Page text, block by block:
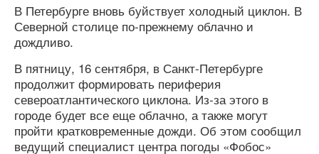
В Петербурге вновь буйствует холодный циклон. В
Северной столице по-прежнему облачно и
дождливо.
В пятницу, 16 сентября, в Санкт-Петербурге
продолжит формировать периферия
североатлантического циклона. Из-за этого в
городе будет все еще облачно, а также могут
пройти кратковременные дожди. Об этом сообщил
ведущий специалист центра погоды «Фобос»